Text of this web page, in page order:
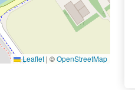
Leaflet | ©OpenStreetMap